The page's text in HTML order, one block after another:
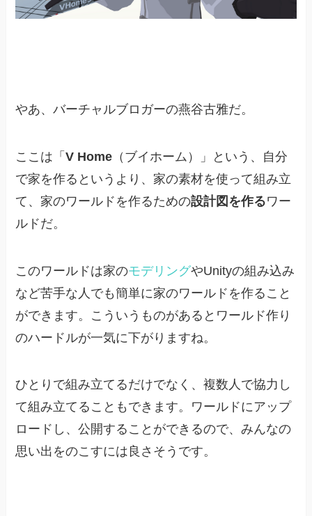
やあ、バーチャルブロガーの燕谷古雅だ。
ここは「V Home （ブイホーム）」という、自分
で家を作るというより、家の素材を使って組み立
て、家のワールドを作るための設計図を作るワー
ルドだ。
このワールドは家のモデリングやUnityの組み込み
など苦手な人でも簡単に家のワールドを作ること
ができます。こういうものがあるとワールド作り
のハードルが一気に下がりますね。
ひとりで組み立てるだけでなく、複数人で協力し
て組み立てることもできます。ワールドにアップ
ロードし、公開することができるので、みんなの
思い出をのこすには良さそうです。